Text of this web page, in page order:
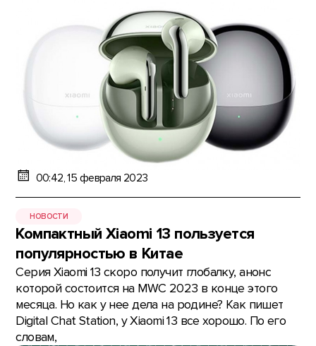
00:42, 15 февраля 2023
НОВОСТИ
Компактный Xiaomi 13 пользуется
популярностью в Китае
Серия Xiaomi 13 скоро получит глобалку, анонс
которой состоится на MWC 2023 в конце этого
месяца. Но как у нее дела на родине? Как пишет
Digital Chat Station, у Xiaomi 13 все хорошо. По его
словам,